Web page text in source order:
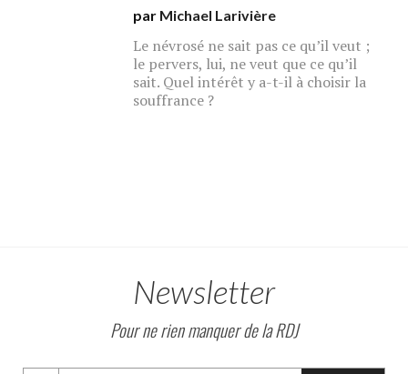
par Michael Larivière
Le névrosé ne sait pas ce qu’il veut ;
le pervers, lui, ne veut que ce qu’il
sait. Quel intérêt y a-t-il à choisir la
souffrance ?
Newsletter
Pour ne rien manquer de la RDJ